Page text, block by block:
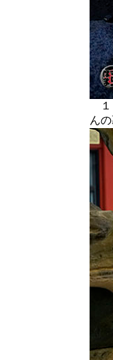
１
ん